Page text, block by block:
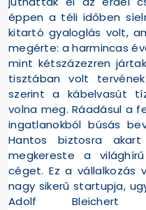
éppen a téli időben
kitartó gyaloglás volt,
megérte: a harmincas
mint kétszázezren
tisztában volt
szerint a kábelvasút
volna meg. Ráadásul a
ingatlanokból búsás
Hantos biztosra
megkereste a
céget. Ez a vállalkozás
nagy sikerű startupja,
Adolf Bleichert